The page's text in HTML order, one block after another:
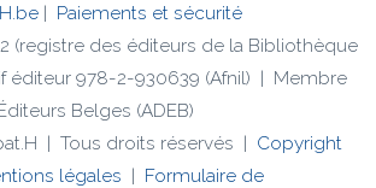
| Paiements et sécurité
(registre des éditeurs de la Bibliothèque
éditeur 978-2-930639 (Afnil) | Membre
Belges (ADEB)
| Tous droits réservés | Copyright
légales | Formulaire de